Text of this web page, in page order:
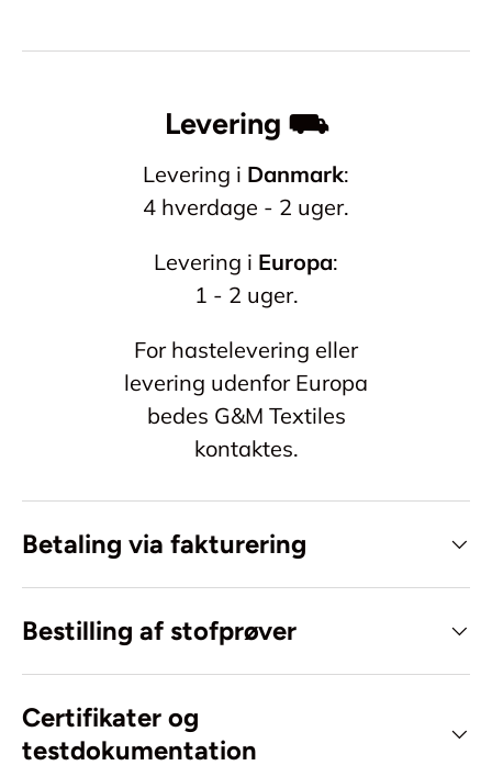
Levering ⛟
Levering i Danmark:
4 hverdage - 2 uger.
Levering i Europa:
1 - 2 uger.
For hastelevering eller
levering udenfor Europa
bedes G&M Textiles
kontaktes.
Betaling via fakturering
Bestilling af stofprøver
Certifikater og
testdokumentation